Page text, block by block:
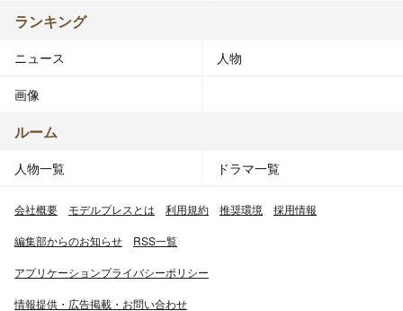
ランキング
ニュース 人物
画像
ルーム
人物一覧 ドラマ一覧
会社概要 モデルプレスとは 利用規約 推奨環境 採用情報
編集部からのお知らせ RSS一覧
アプリケーションプライバシーポリシー
情報提供・広告掲載・お問い合わせ